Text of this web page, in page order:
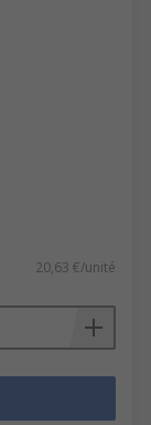
20,63 €/unité